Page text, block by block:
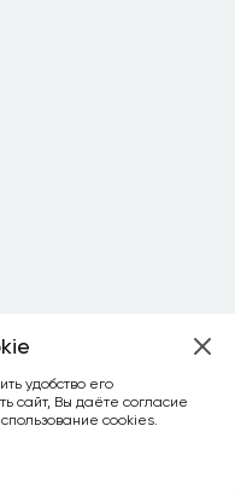
удобство его
сайт, Вы даёте согласие
cookies.
3
спросить ИИ